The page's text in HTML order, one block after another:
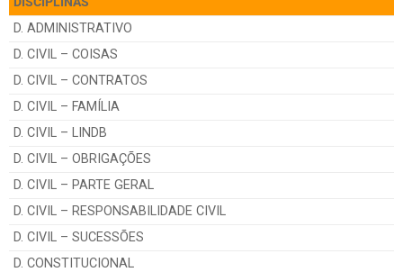
D. ADMINISTRATIVO
D. CIVIL – COISAS
D. CIVIL – CONTRATOS
D. CIVIL – FAMÍLIA
D. CIVIL – LINDB
D. CIVIL – OBRIGAÇÕES
D. CIVIL – PARTE GERAL
D. CIVIL – RESPONSABILIDADE CIVIL
D. CIVIL – SUCESSÕES
D. CONSTITUCIONAL